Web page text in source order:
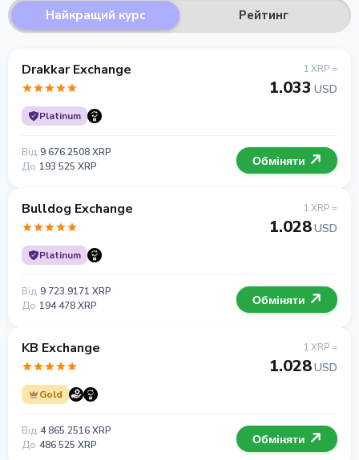
Найкращий курс Рейтинг
Drakkar Exchange
Platinum
1 XRP =
1.033 USD
Від 9 676.2508 XRP
До 193 525 XRP Обміняти
Bulldog Exchange
Platinum
1 XRP =
1.028USD
Від 9 723.9171 XRP
До 194 478 XRP Обміняти
KB Exchange
Gold
1 XRP =
1.028USD
Від 4 865.2516 XRP
До 486 525 XRP Обміняти